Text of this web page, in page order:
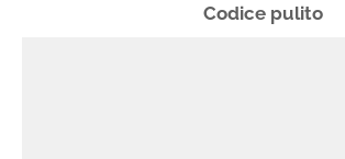
Codice pulito